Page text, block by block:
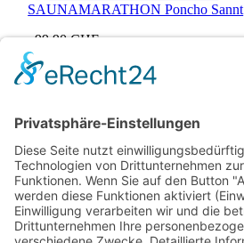
SAUNAMARATHON Poncho Sannt
99,90CHF
159,90CHF
Zum Shop
Über uns
Kontakt